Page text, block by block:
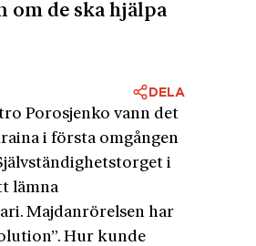
om de ska hjälpa
DELA
Porosjenko vann det
i första omgången
i
lämna
Majdanrörelsen har
Hur kunde